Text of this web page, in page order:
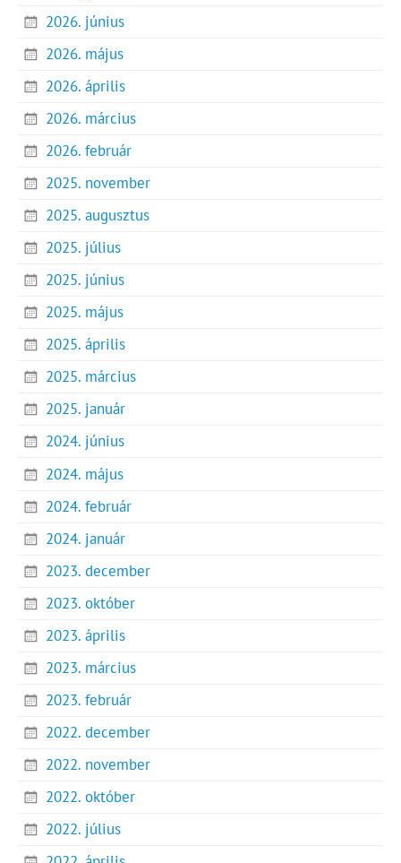
2026. június
2026. május
2026. április
2026. március
2026. február
2025. november
2025. augusztus
2025. július
2025. június
2025. május
2025. április
2025. március
2025. január
2024. június
2024. május
2024. február
2024. január
2023. december
2023. október
2023. április
2023. március
2023. február
2022. december
2022. november
2022. október
2022. július